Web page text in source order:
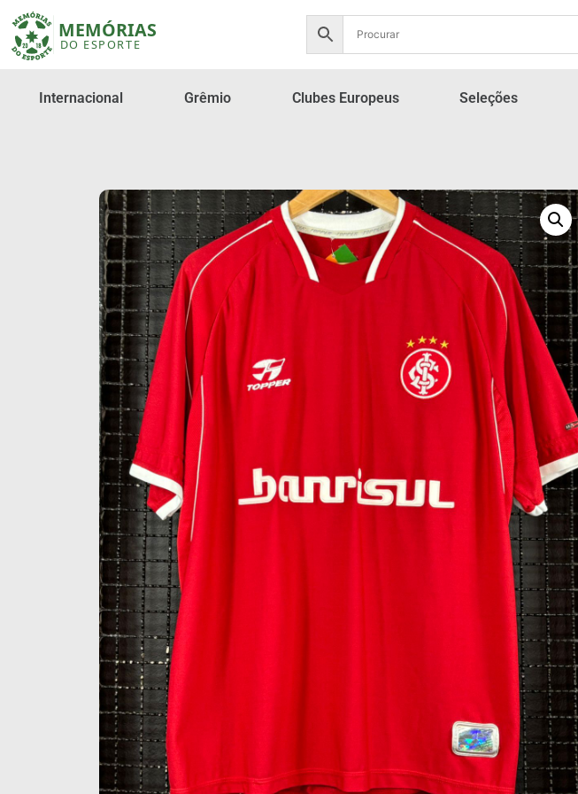
Internacional Grêmio Clubes Europeus Seleções